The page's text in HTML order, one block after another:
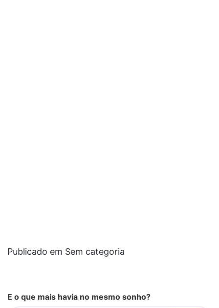
Publicado em Sem categoria
E o que mais havia no mesmo sonho?